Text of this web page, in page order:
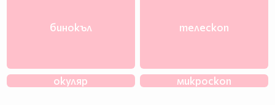
бинокъл телескоп
окуляр микроскоп